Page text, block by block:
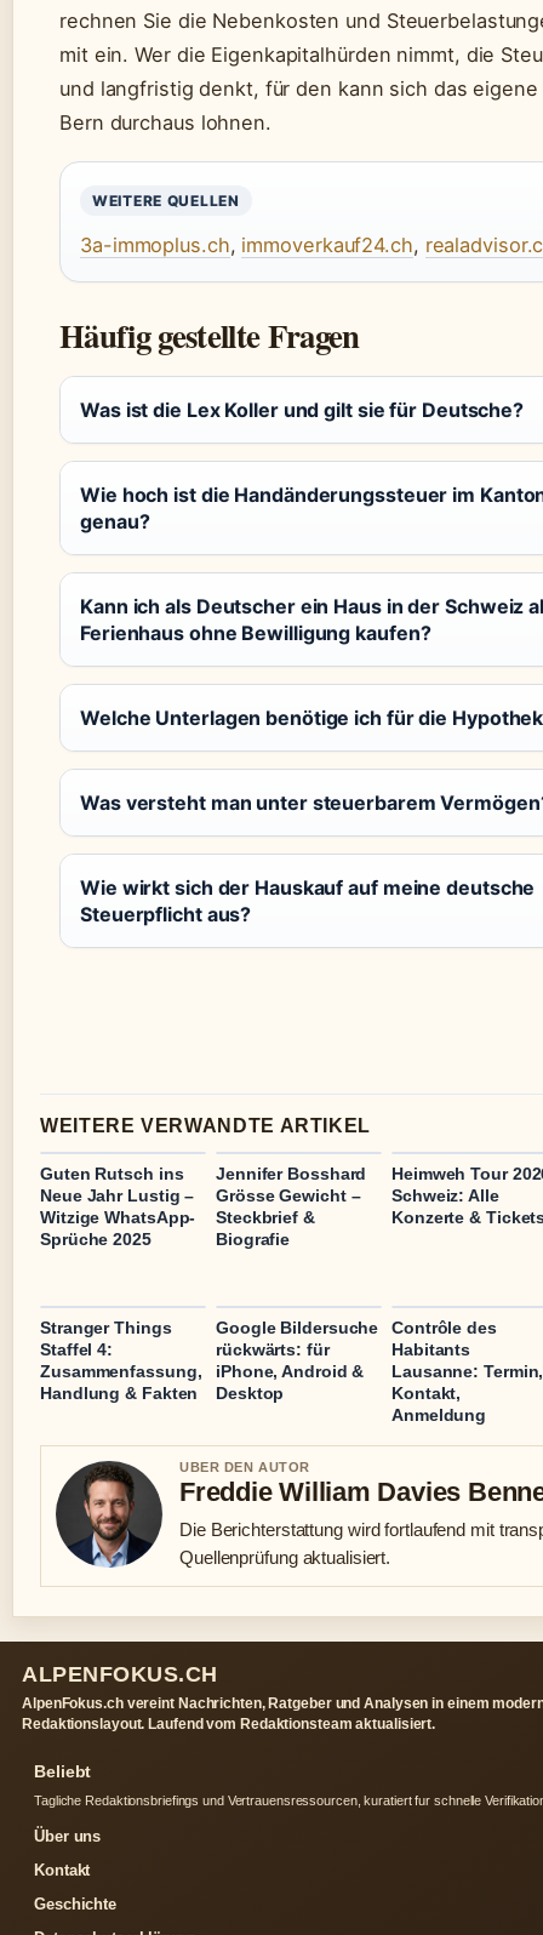
rechnen Sie die Nebenkosten und
mit ein. Wer die Eigenkapitalhürden nimmt, die
und langfristig denkt, für den kann sich das eigene
Bern durchaus lohnen.
WEITERE QUELLEN
3a-immoplus.ch, immoverkauf24.ch,
Häufig gestellte Fragen
Was ist die Lex Koller und gilt sie für Deutsche?
Wie hoch ist die Handänderungssteuer im
genau?
Kann ich als Deutscher ein Haus in der Schweiz
Ferienhaus ohne Bewilligung kaufen?
Welche Unterlagen benötige ich für die
Was versteht man unter steuerbarem
Wie wirkt sich der Hauskauf auf meine deutsche
Steuerpflicht aus?
WEITERE VERWANDTE ARTIKEL
Guten Rutsch ins
Neue Jahr Lustig –
Witzige WhatsApp-
Sprüche 2025
Jennifer Bosshard
Grösse Gewicht –
Steckbrief &
Biografie
Heimweh Tour
Schweiz: Alle
Konzerte &
Stranger Things
Staffel 4:
Zusammenfassung,
Handlung & Fakten
Google Bildersuche
rückwärts: für
iPhone, Android &
Desktop
Contrôle des
Habitants
Lausanne: Termin,
Kontakt,
Anmeldung
UBER DEN AUTOR
Freddie William Davies
Die Berichterstattung wird fortlaufend mit
Quellenprüfung aktualisiert.
ALPENFOKUS.CH
AlpenFokus.ch vereint Nachrichten, Ratgeber und Analysen in einem
Redaktionslayout. Laufend vom Redaktionsteam aktualisiert.
Beliebt
Tagliche Redaktionsbriefings und Vertrauensressourcen, kuratiert fur schnelle
Über uns
Kontakt
Geschichte